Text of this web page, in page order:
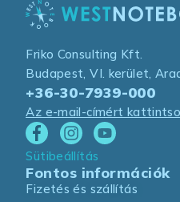
Friko Consulting Kft.
Budapest, VI. kerület,
+36-30-7939-000
Az e-mail-címért
Sütibeállítás
Fontos információk
Fizetés és szállítás